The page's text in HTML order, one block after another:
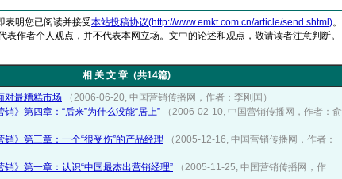
表明您已阅读并接受本站投稿协议(http://www.emkt.com.cn/article/send.shtml)。
表作者个人观点，并不代表本网立场。文中的论述和观点，敬请读者注意判断。
相 关 文 章（共14篇)
对最糟糕市场
（2006-06-20, 中国营销传播网，作者：李刚国）
销》第四章：“后来”为什么没能“居上”
（2006-02-10, 中国营销传播网，作者：俞
销》第三章：一个“很受伤”的产品经理
（2005-12-16, 中国营销传播网，作者：
销》第一章：认识“中国最杰出营销经理”
（2005-11-25, 中国营销传播网，作